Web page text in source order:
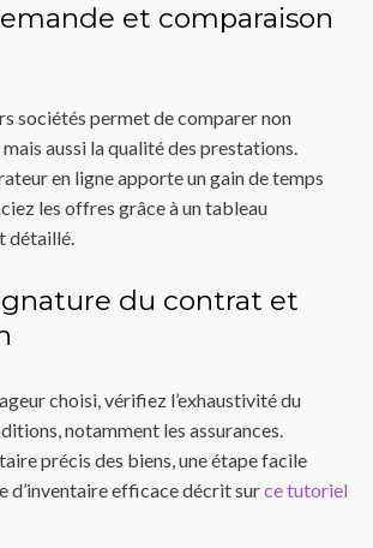
et comparaison
sociétés permet de comparer non
aussi la qualité des prestations.
en ligne apporte un gain de temps
les offres grâce à un tableau
détaillé.
du contrat et
choisi, vérifiez l’exhaustivité du
notamment les assurances.
précis des biens, une étape facile
d’inventaire efficace décrit surce tutoriel